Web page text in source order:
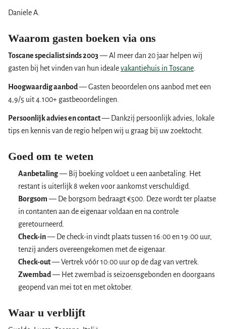
Daniele A.
Waarom gasten boeken via ons
Toscane specialist sinds 2003— Al meer dan 20 jaar helpen wij
gasten bij het vinden van hun idealevakantiehuis in Toscane
Hoogwaardig aanbod— Gasten beoordelen ons aanbod met een
4,9/5 uit 4.100+ gastbeoordelingen.
Persoonlijk advies en contact— Dankzij persoonlijk advies, lokale
tips en kennis van de regio helpen wij u graag bij uw zoektocht.
Goed om te weten
Aanbetaling— Bij boeking voldoet u een aanbetaling. Het
restant is uiterlijk 8 weken voor aankomst verschuldigd.
Borgsom— De borgsom bedraagt €500. Deze wordt ter plaatse
in contanten aan de eigenaar voldaan en na controle
geretourneerd.
Check-in— De check-in vindt plaats tussen 16:00 en 19:00 uur,
tenzij anders overeengekomen met de eigenaar.
Check-out— Vertrek vóór 10:00 uur op de dag van vertrek.
Zwembad— Het zwembad is seizoensgebonden en doorgaans
geopend van mei tot en met oktober.
Waar u verblijft